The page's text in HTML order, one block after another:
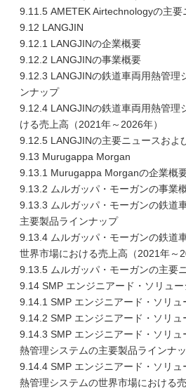
9.11.5 AMETEK Airtechnologyの主要
9.12 LANGJIN
9.12.1 LANGJINの企業概要
9.12.2 LANGJINの事業概要
9.12.3 LANGJINの鉄道車両用熱管理
ンナップ
9.12.4 LANGJINの鉄道車両用熱管理
ける売上高（2021年～2026年）
9.12.5 LANGJINの主要ニュースおよ
9.13 Murugappa Morgan
9.13.1 Murugappa Morganの企業概
9.13.2 ムルガッパ・モーガンの事業
9.13.3 ムルガッパ・モーガンの鉄道
主要製品ラインナップ
9.13.4 ムルガッパ・モーガンの鉄道
世界市場における売上高（2021年～
9.13.5 ムルガッパ・モーガンの主要
9.14 SMP エンジニアード・ソリュ
9.14.1 SMP エンジニアード・ソリ
9.14.2 SMP エンジニアード・ソリ
9.14.3 SMP エンジニアード・ソリュ
熱管理システムの主要製品ラインナ
9.14.4 SMP エンジニアード・ソリュ
熱管理システムの世界市場における